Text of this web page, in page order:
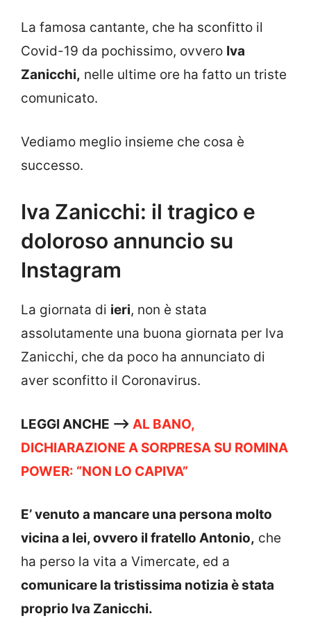
La famosa cantante, che ha sconfitto il
Covid-19 da pochissimo, ovvero Iva
Zanicchi, nelle ultime ore ha fatto un triste
comunicato.
Vediamo meglio insieme che cosa è
successo.
Iva Zanicchi: il tragico e
doloroso annuncio su
Instagram
La giornata di ieri, non è stata
assolutamente una buona giornata per Iva
Zanicchi, che da poco ha annunciato di
aver sconfitto il Coronavirus.
LEGGI ANCHE —-> AL BANO,
DICHIARAZIONE A SORPRESA SU ROMINA
POWER: “NON LO CAPIVA”
E’ venuto a mancare una persona molto
vicina a lei, ovvero il fratello Antonio, che
ha perso la vita a Vimercate, ed a
comunicare la tristissima notizia è stata
proprio Iva Zanicchi.